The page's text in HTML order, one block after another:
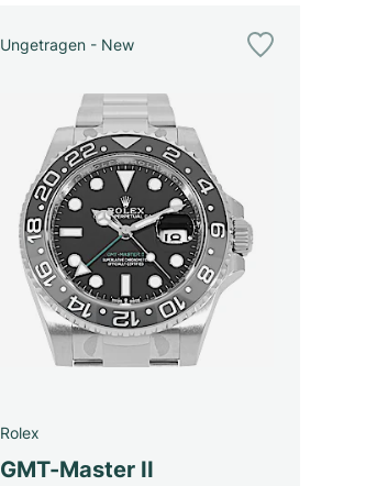
Ungetragen - New
Rolex
GMT-Master II